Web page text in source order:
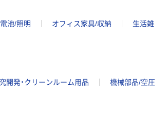
池/照明 オフィス家具/収納
生活雑
開発・クリーンルーム用品
機械部品/空圧